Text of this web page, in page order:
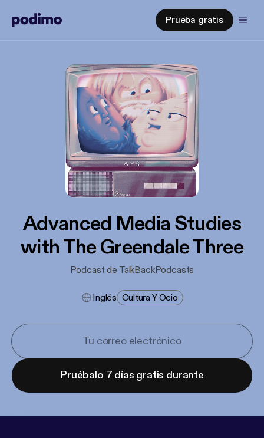
Prueba gratis
Advanced Media Studies
with The Greendale Three
Podcast de TalkBackPodcasts
Inglés Cultura Y Ocio
Pruébalo 7 días gratis durante